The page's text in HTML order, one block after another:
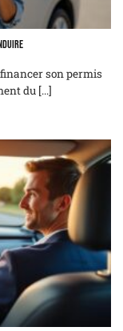
son permis
du [...]